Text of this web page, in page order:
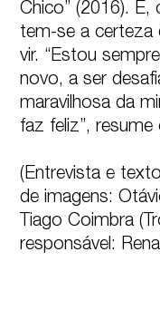
Chico” (2016). E,
tem-se a certeza
vir. “Estou
novo, a ser
maravilhosa da
faz feliz”,
(Entrevista e
de imagens:
Tiago Coimbra
responsável: